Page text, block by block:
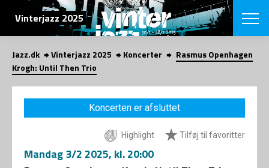
SØG
Vinterjazz 2025
English
VÆLG
VINTERJAZZ
Temaer
LOCATIONS
Jazz.dk Vinterjazz 2025 Koncerter
Rasmus Openhagen
Krogh: Until Then Trio
Koncerten er afsluttet
Highlight Tilføj til favoritter
Mandag3/2 2025, kl. 20:00